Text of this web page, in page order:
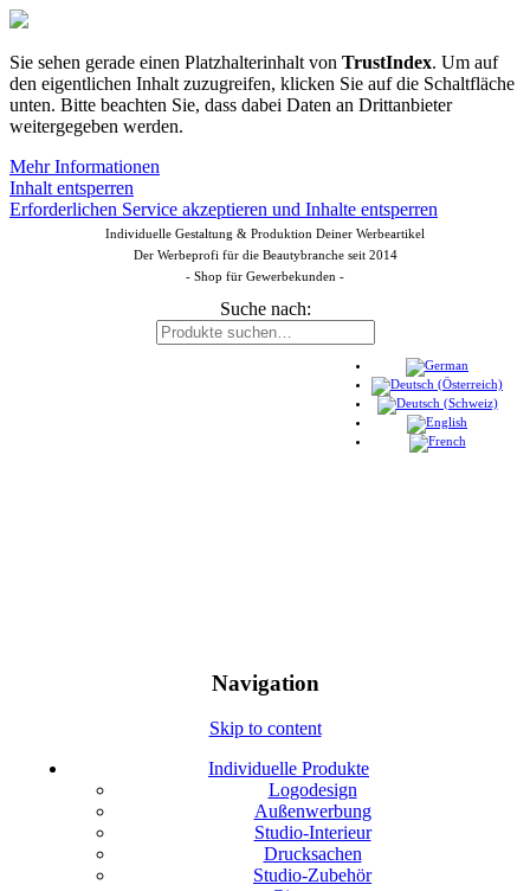
Sie sehen gerade einen Platzhalterinhalt von TrustIndex. Um auf
den eigentlichen Inhalt zuzugreifen, klicken Sie auf die Schaltfläche
unten. Bitte beachten Sie, dass dabei Daten an Drittanbieter
weitergegeben werden.
Mehr Informationen
Inhalt entsperren
Erforderlichen Service akzeptieren und Inhalte entsperren
Individuelle Gestaltung & Produktion Deiner Werbeartikel
Der Werbeprofi für die Beautybranche seit 2014
- Shop für Gewerbekunden -
Suche nach:
Navigation
Skip to content
Individuelle Produkte
Logodesign
Außenwerbung
Studio-Interieur
Drucksachen
Studio-Zubehör